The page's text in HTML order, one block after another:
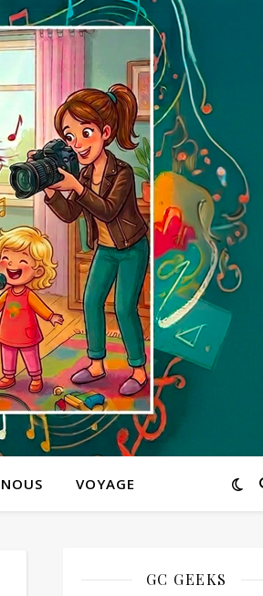
NOUS VOYAGE
GC GEEKS